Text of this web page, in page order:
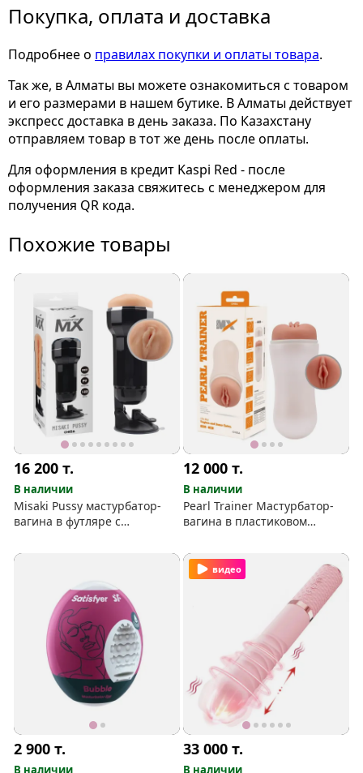
Покупка, оплата и доставка
Подробнее о правилах покупки и оплаты товара.
Так же, в Алматы вы можете ознакомиться с товаром
и его размерами в нашем бутике. В Алматы действует
экспресс доставка в день заказа. По Казахстану
отправляем товар в тот же день после оплаты.
Для оформления в кредит Kaspi Red - после
оформления заказа свяжитесь с менеджером для
получения QR кода.
Похожие товары
16 200т.
В наличии
Misaki Pussy мастурбатор-
вагина в футляре с
12 000т.
В наличии
Pearl Trainer Мастурбатор-
вагина в пластиковом
2 900т.
В наличии
видео
33 000т.
В наличии